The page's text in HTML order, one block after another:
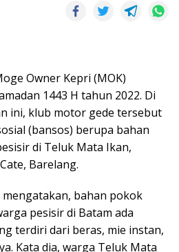
Owner Kepri (MOK)
1443 H tahun 2022. Di
ini, klub motor gede tersebut
(bansos) berupa bahan
di Teluk Mata Ikan,
Barelang.
mengatakan, bahan pokok
pesisir di Batam ada
terdiri dari beras, mie instan,
Kata dia, warga Teluk Mata